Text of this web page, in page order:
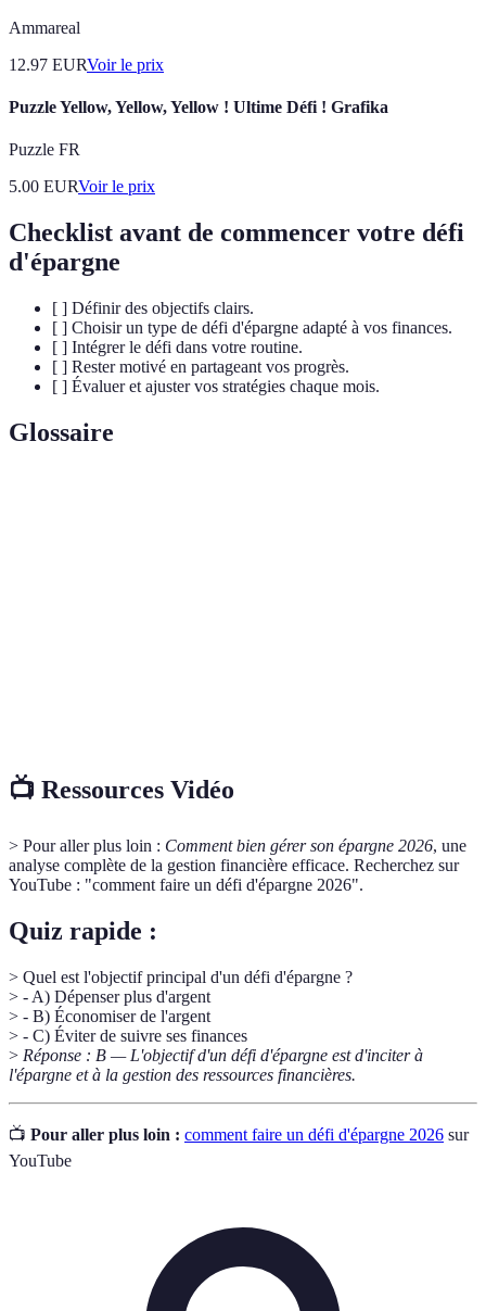
Ammareal
12.97 EURVoir le prix
Puzzle Yellow, Yellow, Yellow ! Ultime Défi ! Grafika
Puzzle FR
5.00 EURVoir le prix
Checklist avant de commencer votre défi
d'épargne
[ ] Définir des objectifs clairs.
[ ] Choisir un type de défi d'épargne adapté à vos finances.
[ ] Intégrer le défi dans votre routine.
[ ] Rester motivé en partageant vos progrès.
[ ] Évaluer et ajuster vos stratégies chaque mois.
Glossaire
📺 Ressources Vidéo
> Pour aller plus loin : Comment bien gérer son épargne 2026, une
analyse complète de la gestion financière efficace. Recherchez sur
YouTube : "comment faire un défi d'épargne 2026".
Quiz rapide :
> Quel est l'objectif principal d'un défi d'épargne ?
> - A) Dépenser plus d'argent
> - B) Économiser de l'argent
> - C) Éviter de suivre ses finances
> Réponse : B — L'objectif d'un défi d'épargne est d'inciter à
l'épargne et à la gestion des ressources financières.
📺 Pour aller plus loin : comment faire un défi d'épargne 2026 sur
YouTube